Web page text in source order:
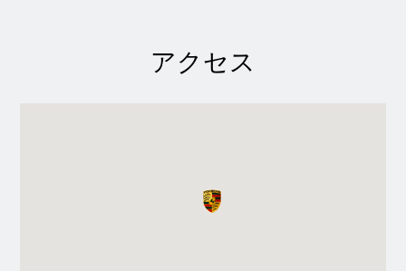
アクセス